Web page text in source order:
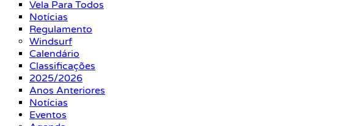
Vela Para Todos
Notícias
Regulamento
Windsurf
Calendário
Classificações
2025/2026
Anos Anteriores
Notícias
Eventos